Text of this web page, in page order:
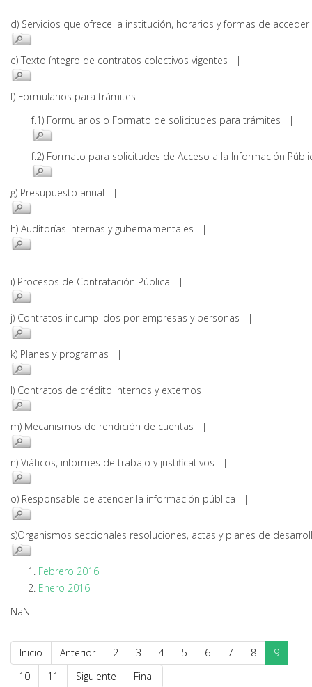
d) Servicios que ofrece la institución, horarios y formas de
e) Texto íntegro de contratos colectivos vigentes |
f) Formularios para trámites
f.1) Formularios o Formato de solicitudes para trámites |
f.2) Formato para solicitudes de Acceso a la Información
g) Presupuesto anual |
h) Auditorías internas y gubernamentales |
i) Procesos de Contratación Pública |
j) Contratos incumplidos por empresas y personas |
k) Planes y programas |
l) Contratos de crédito internos y externos |
m) Mecanismos de rendición de cuentas |
n) Viáticos, informes de trabajo y justificativos |
o) Responsable de atender la información pública |
s)Organismos seccionales resoluciones, actas y planes de
Febrero 2016
Enero 2016
NaN
Inicio Anterior 2 3 4 5 6 7 8
9
10
11 Siguiente Final